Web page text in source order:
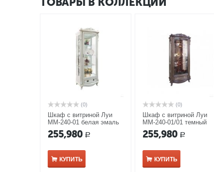
(0)
Шкаф с витриной Луи
ММ-240-01 белая эмаль
255,980 Р
КУПИТЬ
(0)
Шкаф с витриной Луи
ММ-240-01/01 темный
табак
255,980 Р
КУПИТЬ